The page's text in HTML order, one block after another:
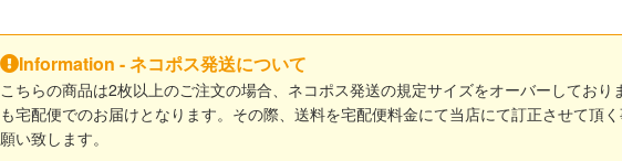
Information - ネコポス発送について
こちらの商品は2枚以上のご注文の場合、ネコポス発送の規定サイズをオーバーしており
も宅配便でのお届けとなります。その際、送料を宅配便料金にて当店にて訂正させて頂
願い致します。